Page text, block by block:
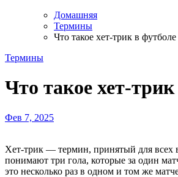
Домашняя
Термины
Что такое хет-трик в футболе
Термины
Что такое хет-
Фев 7, 2025
Хет-трик — термин, принятый для всех видов спорта, где засчитывают попадания спортивного снаряда в цель. Помимо футбола это, например, хоккей или крикет. В футболе под хет-триком
понимают три гола, которые за один
это несколько раз в одном и том же